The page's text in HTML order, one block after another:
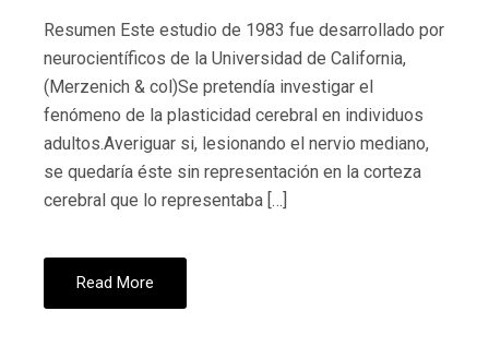
Resumen Este estudio de 1983 fue desarrollado por
neurocientíficos de la Universidad de California,
(Merzenich & col)Se pretendía investigar el
fenómeno de la plasticidad cerebral en individuos
adultos.Averiguar si, lesionando el nervio mediano,
se quedaría éste sin representación en la corteza
cerebral que lo representaba […]
Read More